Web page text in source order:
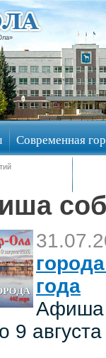
Современная
года
Афиша
9